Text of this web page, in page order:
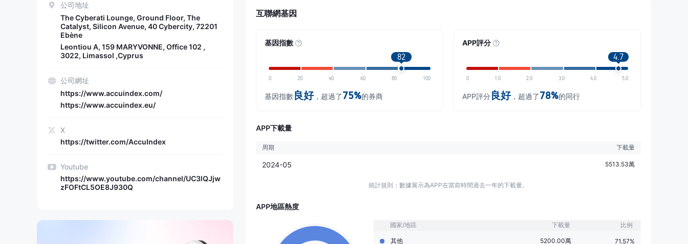
公司地址
The Cyberati Lounge, Ground Floor, The
Catalyst, Silicon Avenue, 40 Cybercity, 72201
Ebène
Leontiou A, 159 MARYVONNE, Office 102 ,
3022, Limassol ,Cyprus
公司網址
https://www.accuindex.com/
https://www.accuindex.eu/
X
https://twitter.com/AccuIndex
Youtube
https://www.youtube.com/channel/UC3lQJjw
zFOFtCL5OE8J930Q
互聯網基因
基因指數
82
0 20 40 60 80 100
基因指數 良好，超過了75%的券商
APP評分
4.7
0 1.0 2.0 3.0 4.0 5.0
APP評分良好，超過了78%的同行
APP下載量
周期 下載量
2024-05 5513.53萬
統計規則：數據展示為APP在當前時間過去一年的下載量。
APP地區熱度
國家/地區 下載量 比例
其他 5200.00萬 71.57%